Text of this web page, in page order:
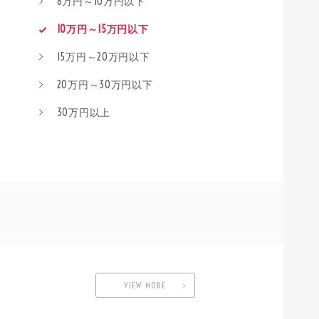
10万円～15万円以下
15万円～20万円以下
20万円～30万円以下
30万円以上
VIEW MORE